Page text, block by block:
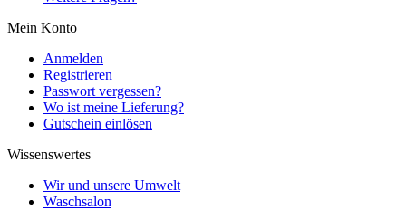
Mein Konto
Anmelden
Registrieren
Passwort vergessen?
Wo ist meine Lieferung?
Gutschein einlösen
Wissenswertes
Wir und unsere Umwelt
Waschsalon